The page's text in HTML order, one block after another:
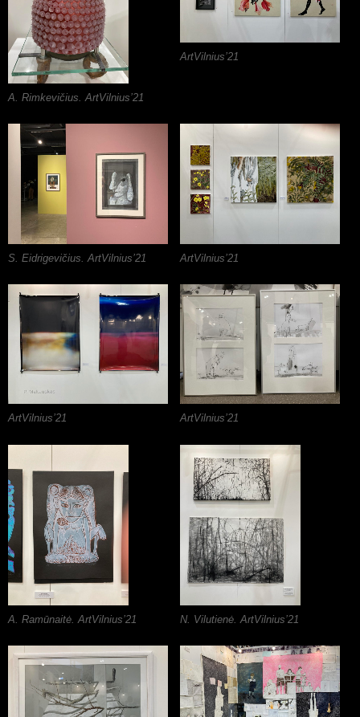
A. Rimkevičius. ArtVilnius’21
ArtVilnius’21
S. Eidrigevičius. ArtVilnius’21 ArtVilnius’21
ArtVilnius’21 ArtVilnius’21
A. Ramūnaitė. ArtVilnius’21 N. Vilutienė. ArtVilnius’21